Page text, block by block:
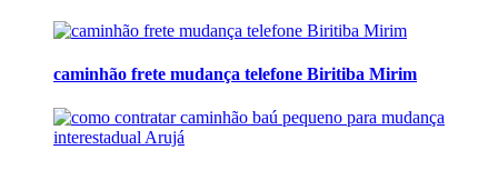
caminhão frete mudança telefone Biritiba Mirim